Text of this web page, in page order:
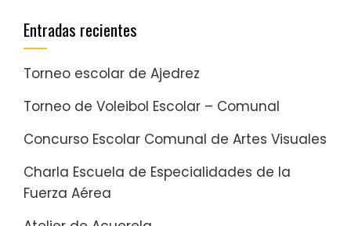
Entradas recientes
Torneo escolar de Ajedrez
Torneo de Voleibol Escolar – Comunal
Concurso Escolar Comunal de Artes Visuales
Charla Escuela de Especialidades de la
Fuerza Aérea